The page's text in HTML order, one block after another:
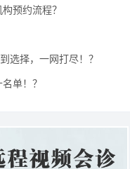
预约流程？
选择，一网打尽！？
单！？